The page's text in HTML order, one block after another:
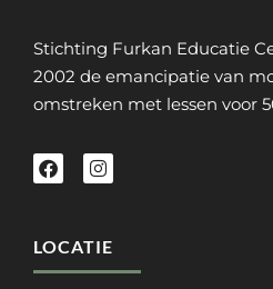
Stichting Furkan Educatie
2002 de emancipatie van
omstreken met lessen voor
LOCATIE